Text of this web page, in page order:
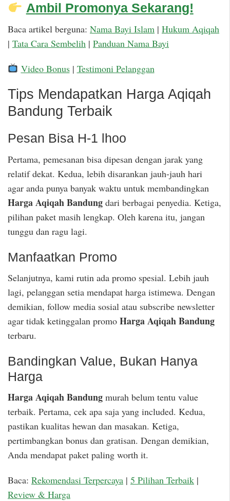
Ambil Promonya Sekarang!
Baca artikel berguna: Nama Bayi Islam | Hukum Aqiqah
| Tata Cara Sembelih | Panduan Nama Bayi
Video Bonus| Testimoni Pelanggan
Tips Mendapatkan Harga Aqiqah
Bandung Terbaik
Pesan Bisa H-1 lhoo
Pertama, pemesanan bisa dipesan dengan jarak yang
relatif dekat. Kedua, lebih disarankan jauh-jauh hari
agar anda punya banyak waktu untuk membandingkan
Harga Aqiqah Bandung dari berbagai penyedia. Ketiga,
pilihan paket masih lengkap. Oleh karena itu, jangan
tunggu dan ragu lagi.
Manfaatkan Promo
Selanjutnya, kami rutin ada promo spesial. Lebih jauh
lagi, pelanggan setia mendapat harga istimewa. Dengan
demikian, follow media sosial atau subscribe newsletter
agar tidak ketinggalan promo Harga Aqiqah Bandung
terbaru.
Bandingkan Value, Bukan Hanya
Harga
Harga Aqiqah Bandung murah belum tentu value
terbaik. Pertama, cek apa saja yang included. Kedua,
pastikan kualitas hewan dan masakan. Ketiga,
pertimbangkan bonus dan gratisan. Dengan demikian,
Anda mendapat paket paling worth it.
Baca: Rekomendasi Terpercaya | 5 Pilihan Terbaik |
Review & Harga